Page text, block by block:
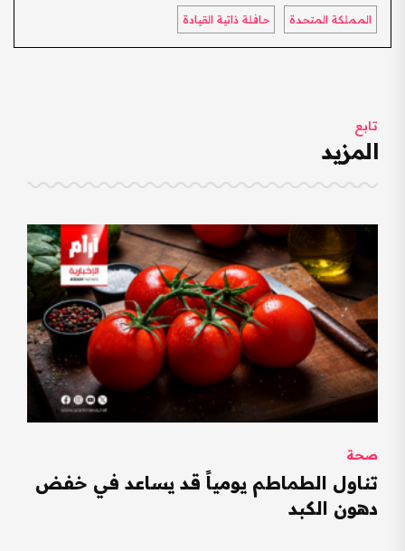
المملكة المتحدة حافلة ذاتية القيادة
تابع
المزيد
صحة
تناول الطماطم يومياً قد يساعد في خفض
دهون الكبد